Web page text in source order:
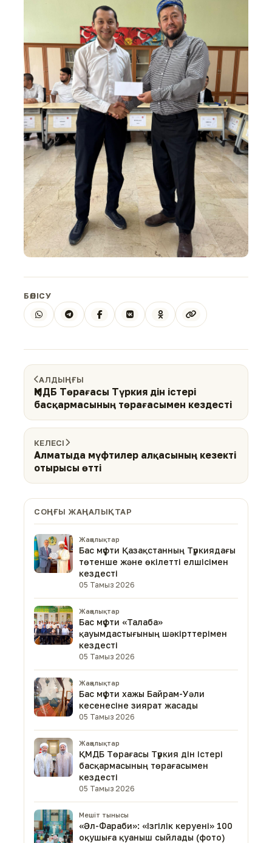
БӨЛІСУ
АЛДЫҢҒЫ
ҚМДБ Төрағасы Түркия дін істері
басқармасының төрағасымен кездесті
КЕЛЕСІ
Алматыда мүфтилер алқасының кезекті
отырысы өтті
СОҢҒЫ ЖАҢАЛЫҚТАР
Жаңалықтар
Бас мүфти Қазақстанның Түркиядағы
төтенше және өкілетті елшісімен
кездесті
05 Тамыз 2026
Жаңалықтар
Бас мүфти «Талаба»
қауымдастығының шәкірттерімен
кездесті
05 Тамыз 2026
Жаңалықтар
Бас мүфти хажы Байрам-Уәли
кесенесіне зиярат жасады
05 Тамыз 2026
Жаңалықтар
ҚМДБ Төрағасы Түркия дін істері
басқармасының төрағасымен
кездесті
05 Тамыз 2026
Мешіт тынысы
«Әл-Фараби»: «Ізгілік керуені» 100
оқушыға қуаныш сыйлады (фото)